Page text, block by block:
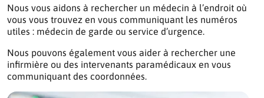
Nous vous aidons à rechercher un médecin à l’endroit où
vous vous trouvez en vous communiquant les numéros
utiles : médecin de garde ou service d’urgence.
Nous pouvons également vous aider à rechercher une
infirmière ou des intervenants paramédicaux en vous
communiquant des coordonnées.